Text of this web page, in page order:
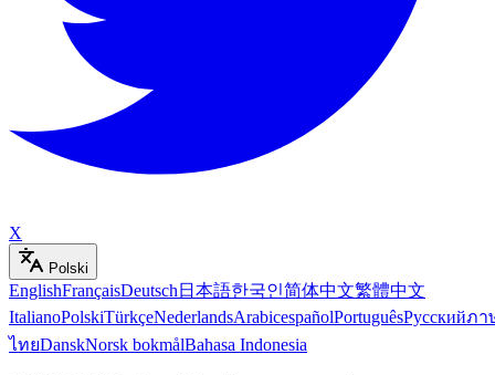
X
Polski
EnglishFrançaisDeutsch 日本語한국인简体中文繁體中文
ItalianoPolskiTürkçeNederlandsArabicespañolPortuguêsРусскийภา
ไทยDanskNorsk bokmålBahasa Indonesia